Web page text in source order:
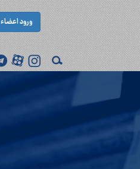
ورود اعضاء